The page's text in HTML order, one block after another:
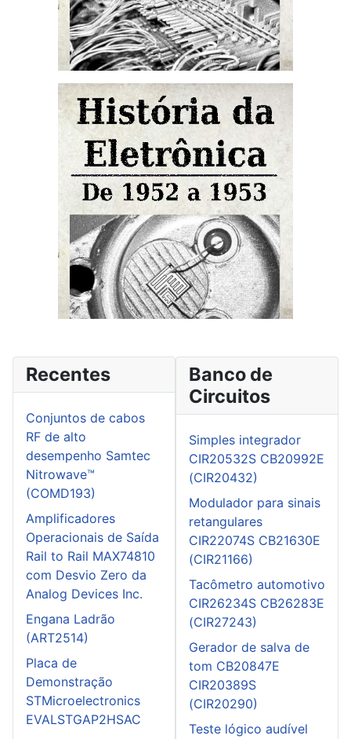
Recentes
Conjuntos de cabos
RF de alto
desempenho Samtec
Nitrowave™
(COMD193)
Amplificadores
Operacionais de Saída
Rail to Rail MAX74810
com Desvio Zero da
Analog Devices Inc.
Engana Ladrão
(ART2514)
Placa de
Demonstração
STMicroelectronics
EVALSTGAP2HSAC
Banco de
Circuitos
Simples integrador
CIR20532S CB20992E
(CIR20432)
Modulador para sinais
retangulares
CIR22074S CB21630E
(CIR21166)
Tacômetro automotivo
CIR26234S CB26283E
(CIR27243)
Gerador de salva de
tom CB20847E
CIR20389S
(CIR20290)
Teste lógico audível